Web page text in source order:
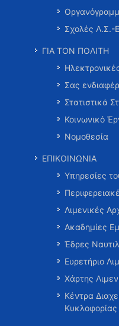
Σχολές Λ.Σ.-
ΓΙΑ ΤΟΝ ΠΟΛΙΤΗ
Σας
Στατιστικά
Κοινωνικό
Νομοθεσία
ΕΠΙΚΟΙΝΩΝΙΑ
Υπηρεσίες
Λιμενικές
Ακαδημίες
Έδρες
Ευρετήριο
Χάρτης
Κέντρα